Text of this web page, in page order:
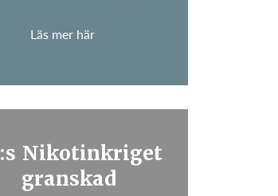
Läs mer här
Nikotinkriget
granskad